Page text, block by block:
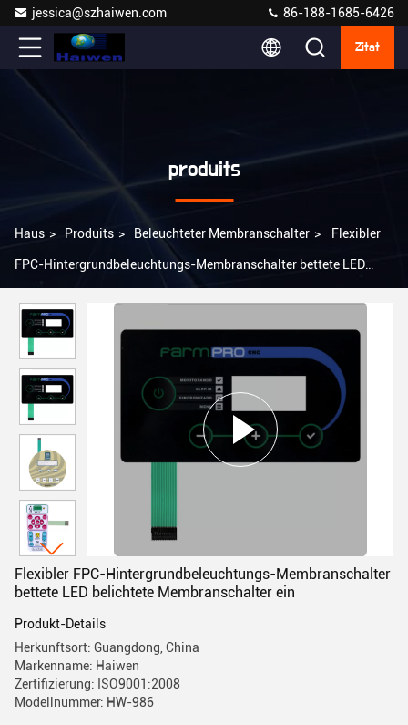
jessica@szhaiwen.com 86-188-1685-6426
Zitat
produits
Haus > Produits > Beleuchteter Membranschalter > Flexibler
FPC-Hintergrundbeleuchtungs-Membranschalter bettete LED
Flexibler FPC-Hintergrundbeleuchtungs-Membranschalter
bettete LED belichtete Membranschalter ein
Produkt-Details
Herkunftsort: Guangdong, China
Markenname: Haiwen
Zertifizierung: ISO9001:2008
Modellnummer: HW-986